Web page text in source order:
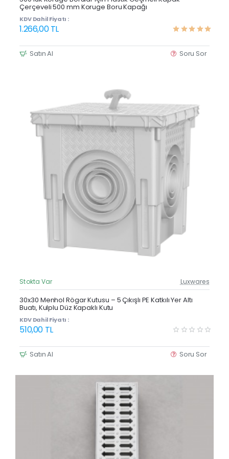
Çerçeveli 500 mm Koruge Boru Kapağı
KDV Dahil Fiyatı :
1.266,00 TL
Satın Al Soru Sor
Güncel Fiyat
Yeni Ürün
Stokta Var Luxwares
30x30 Menhol Rögar Kutusu – 5 Çıkışlı PE Katkılı Yer Altı
Buatı, Kulplu Düz Kapaklı Kutu
KDV Dahil Fiyatı :
510,00 TL
Satın Al Soru Sor